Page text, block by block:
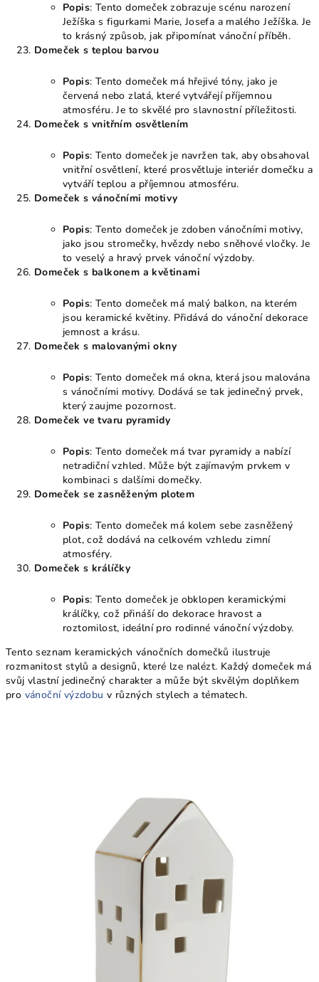
Popis: Tento domeček zobrazuje scénu narození
Ježíška s figurkami Marie, Josefa a malého Ježíška. Je
to krásný způsob, jak připomínat vánoční příběh.
Domeček s teplou barvou
Popis: Tento domeček má hřejivé tóny, jako je
červená nebo zlatá, které vytvářejí příjemnou
atmosféru. Je to skvělé pro slavnostní příležitosti.
Domeček s vnitřním osvětlením
Popis: Tento domeček je navržen tak, aby obsahoval
vnitřní osvětlení, které prosvětluje interiér domečku a
vytváří teplou a příjemnou atmosféru.
Domeček s vánočními motivy
Popis: Tento domeček je zdoben vánočními motivy,
jako jsou stromečky, hvězdy nebo sněhové vločky. Je
to veselý a hravý prvek vánoční výzdoby.
Domeček s balkonem a květinami
Popis: Tento domeček má malý balkon, na kterém
jsou keramické květiny. Přidává do vánoční dekorace
jemnost a krásu.
Domeček s malovanými okny
Popis: Tento domeček má okna, která jsou malována
s vánočními motivy. Dodává se tak jedinečný prvek,
který zaujme pozornost.
Domeček ve tvaru pyramidy
Popis: Tento domeček má tvar pyramidy a nabízí
netradiční vzhled. Může být zajímavým prvkem v
kombinaci s dalšími domečky.
Domeček se zasněženým plotem
Popis: Tento domeček má kolem sebe zasněžený
plot, což dodává na celkovém vzhledu zimní
atmosféry.
Domeček s králíčky
Popis: Tento domeček je obklopen keramickými
králíčky, což přináší do dekorace hravost a
roztomilost, ideální pro rodinné vánoční výzdoby.
Tento seznam keramických vánočních domečků ilustruje
rozmanitost stylů a designů, které lze nalézt. Každý domeček má
svůj vlastní jedinečný charakter a může být skvělým doplňkem
pro vánoční výzdobu v různých stylech a tématech.